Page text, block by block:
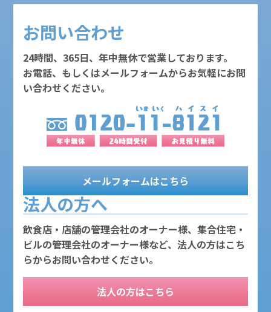
お問い合わせ
24時間、365日、年中無休で営業しております。
お電話、もしくはメールフォームからお気軽にお問
い合わせください。
メールフォームはこちら
法人の方へ
飲食店・店舗の管理会社のオーナー様、集合住宅・
ビルの管理会社のオーナー様など、法人の方はこち
らからお問い合わせください。
法人の方はこちら